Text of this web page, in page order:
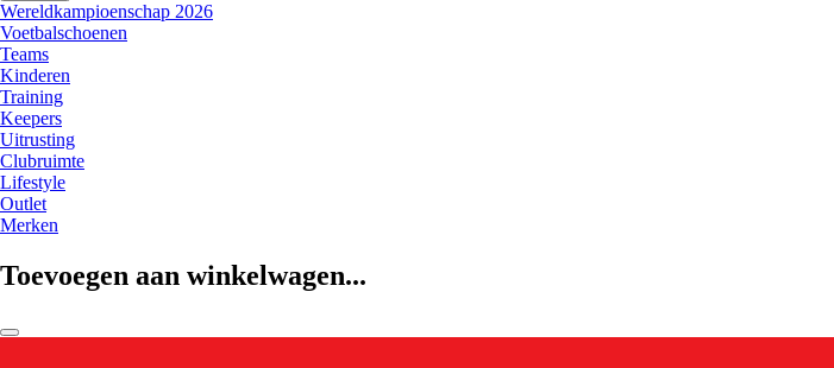
Wereldkampioenschap 2026
Voetbalschoenen
Teams
Kinderen
Training
Keepers
Uitrusting
Clubruimte
Lifestyle
Outlet
Merken
Toevoegen aan winkelwagen...